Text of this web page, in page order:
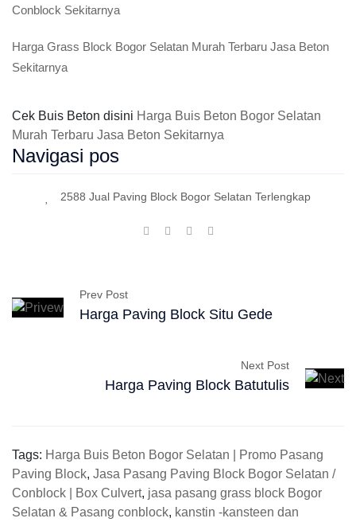
Conblock Sekitarnya
Harga Grass Block Bogor Selatan Murah Terbaru Jasa Beton
Sekitarnya
Cek Buis Beton disini Harga Buis Beton Bogor Selatan
Murah Terbaru Jasa Beton Sekitarnya
Navigasi pos
2588 Jual Paving Block Bogor Selatan Terlengkap
Prev Post
Harga Paving Block Situ Gede
Next Post
Harga Paving Block Batutulis
Tags: Harga Buis Beton Bogor Selatan | Promo Pasang
Paving Block, Jasa Pasang Paving Block Bogor Selatan /
Conblock | Box Culvert, jasa pasang grass block Bogor
Selatan & Pasang conblock, kanstin -kansteen dan